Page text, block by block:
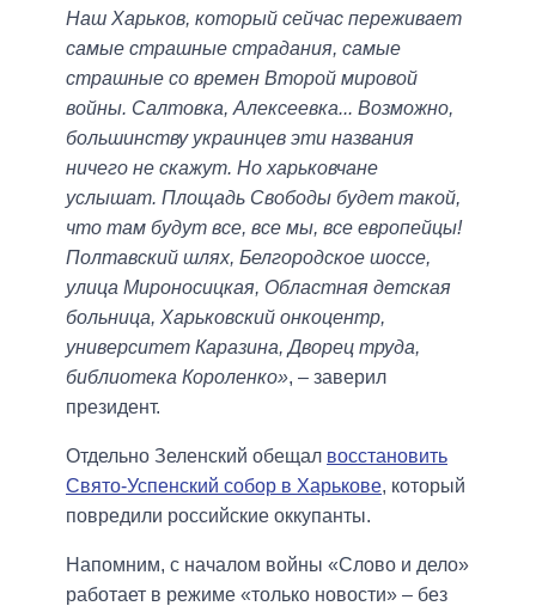
Наш Харьков, который сейчас переживает
самые страшные страдания, самые
страшные со времен Второй мировой
войны. Салтовка, Алексеевка... Возможно,
большинству украинцев эти названия
ничего не скажут. Но харьковчане
услышат. Площадь Свободы будет такой,
что там будут все, все мы, все европейцы!
Полтавский шлях, Белгородское шоссе,
улица Мироносицкая, Областная детская
больница, Харьковский онкоцентр,
университет Каразина, Дворец труда,
библиотека Короленко», – заверил
президент.
Отдельно Зеленский обещал восстановить
Свято-Успенский собор в Харькове, который
повредили российские оккупанты.
Напомним, с началом войны «Слово и дело»
работает в режиме «только новости» – без